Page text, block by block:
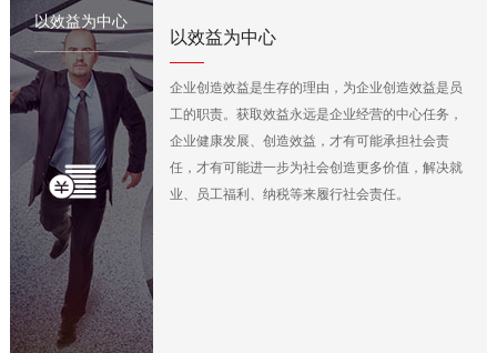
以效益为中心
以效益为中心
企业创造效益是生存的理由，为企业创造效益是员
工的职责。获取效益永远是企业经营的中心任务，
企业健康发展、创造效益，才有可能承担社会责
任，才有可能进一步为社会创造更多价值，解决就
业、员工福利、纳税等来履行社会责任。